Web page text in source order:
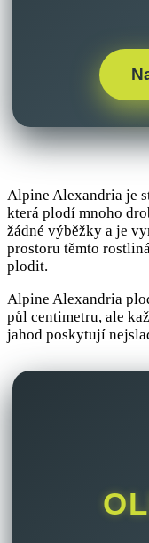
Alpine Alexandria je
která plodí mnoho
žádné výběžky a je
prostoru těmto
plodit.
Alpine Alexandria
půl centimetru, ale
jahod poskytují